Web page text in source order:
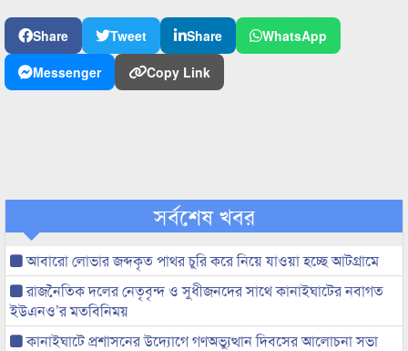
Share Tweet Share
WhatsApp
Messenger
Copy Link
সর্বশেষ খবর
আবারো লোভার জব্দকৃত পাথর চুরি করে নিয়ে যাওয়া হচ্ছে আটগ্রামে
রাজনৈতিক দলের নেতৃবৃন্দ ও সুধীজনদের সাথে কানাইঘাটের নবাগত
ইউএনও’র মতবিনিময়
কানাইঘাটে প্রশাসনের উদ্যোগে গণঅভ্যুত্থান দিবসের আলোচনা সভা